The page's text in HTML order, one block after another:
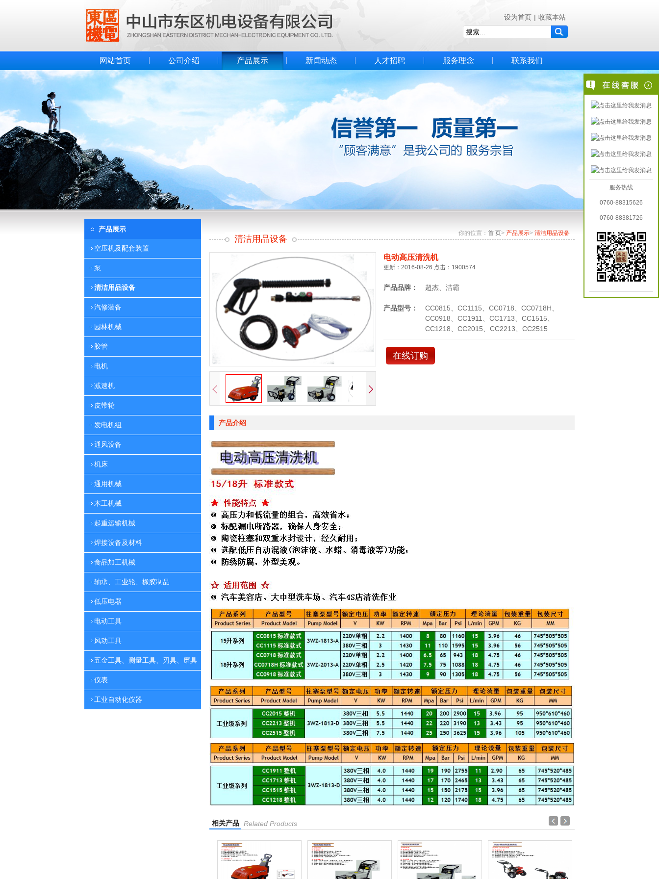
设为首页 | 收藏本站
网站首页 公司介绍 产品展示 新闻动态 人才招聘 服务理念 联系我们
产品展示
空压机及配套装置
泵
清洁用品设备
汽修装备
园林机械
胶管
电机
减速机
皮带轮
发电机组
通风设备
机床
通用机械
木工机械
起重运输机械
焊接设备及材料
食品加工机械
轴承、工业轮、橡胶制品
低压电器
电动工具
风动工具
五金工具、测量工具、刃具、磨具
仪表
工业自动化仪器
你的位置： 首 页> 产品展示> 清洁用品设备
清洁用品设备
电动高压清洗机
更新：2016-08-26 点击：1900574
产品品牌： 超杰、洁霸
产品型号：
CC0815、CC1115、CC0718、CC0718H、
CC0918、CC1911、CC1713、CC1515、
CC1218、CC2015、CC2213、CC2515
在线订购
产品介绍
相关产品 Related Products
服务热线
0760-88315626
0760-88381726